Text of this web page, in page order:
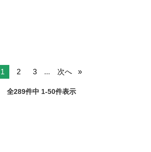
1 2 3 ... 次へ
全289件中 1-50件表示